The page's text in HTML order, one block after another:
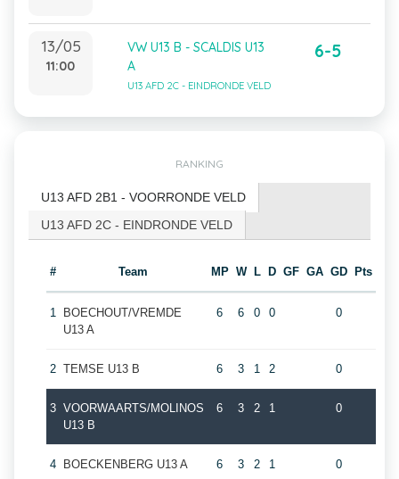
13/05
11:00
VW U13 B - SCALDIS U13
A
U13 AFD 2C - EINDRONDE VELD
6-5
RANKING
U13 AFD 2B1 - VOORRONDE VELD
U13 AFD 2C - EINDRONDE VELD
# Team MP W L D GF GA GD Pts
1
BOECHOUT/VREMDE
U13 A
6 6 0 0 0
2 TEMSE U13 B 6 3 1 2 0
3 VOORWAARTS/MOLINOS
U13 B
6 3 2 1 0
4 BOECKENBERG U13 A 6 3 2 1 0